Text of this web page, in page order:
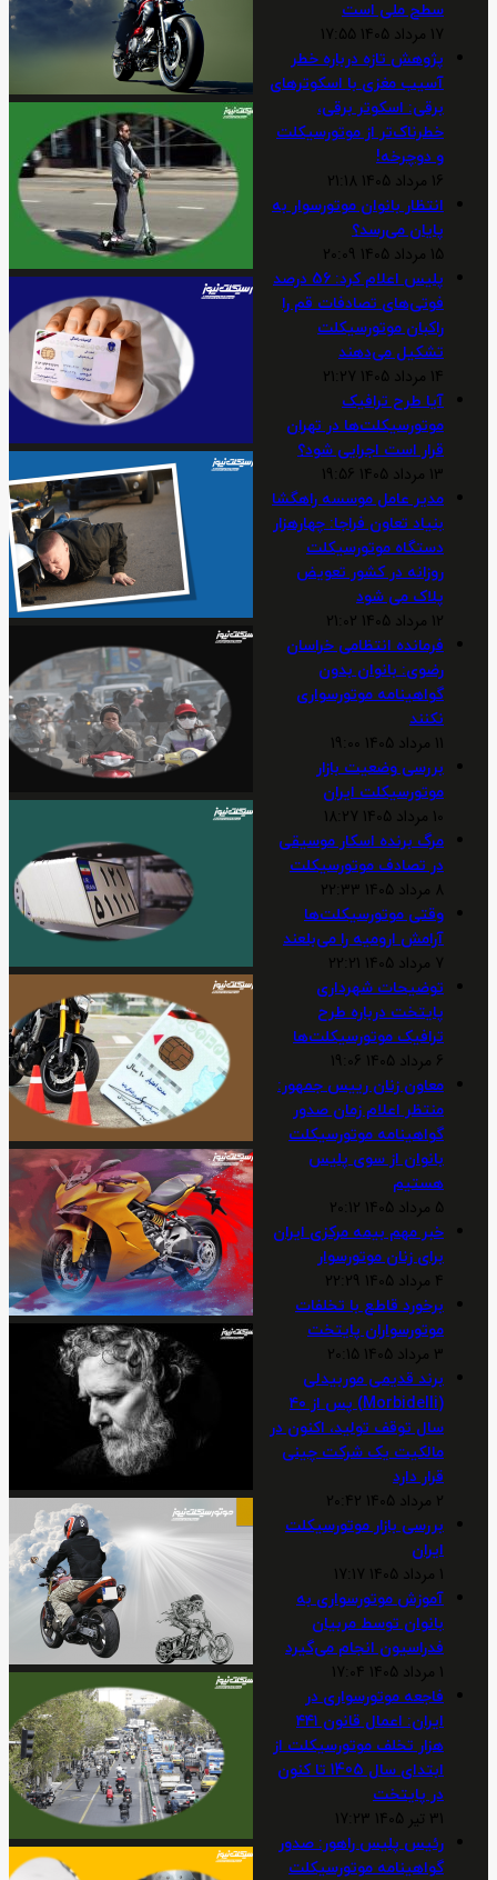
سطح ملی است
17 مرداد 1405 17:55
پژوهش تازه درباره خطر
آسیب مغزی با اسکوترهای
برقی: اسکوتر برقی،
خطرناک‌تر از موتورسیکلت
و دوچرخه!
16 مرداد 1405 21:18
انتظار بانوان موتورسوار به
پایان می‌رسد؟
15 مرداد 1405 20:09
پلیس اعلام کرد: 56 درصد
فوتی‌های تصادفات قم را
راکبان موتورسیکلت
تشکیل می‌دهند
14 مرداد 1405 21:27
آیا طرح ترافیک
موتورسیکلت‌ها در تهران
قرار است اجرایی شود؟
13 مرداد 1405 19:56
مدیر عامل موسسه راهگشا
بنیاد تعاون فراجا: چهارهزار
دستگاه موتورسیکلت
روزانه در کشور تعویض
پلاک می شود
12 مرداد 1405 21:02
فرمانده انتظامی خراسان
رضوی: بانوان بدون
گواهینامه موتورسواری
نکنند
11 مرداد 1405 19:00
بررسی وضعیت بازار
موتورسیکلت ایران
10 مرداد 1405 18:27
مرگ برنده اسکار موسیقی
در تصادف موتورسیکلت
8 مرداد 1405 22:33
وقتی موتورسیکلت‌ها
آرامش ارومیه را می‌بلعند
7 مرداد 1405 22:21
توضیحات شهرداری
پایتخت درباره طرح
ترافیک موتورسیکلت‌ها
6 مرداد 1405 19:06
معاون زنان رییس جمهور:
منتظر اعلام زمان صدور
گواهینامه موتورسیکلت
بانوان از سوی پلیس
هستیم
5 مرداد 1405 20:12
خبر مهم بیمه مرکزی ایران
برای زنان موتورسوار
4 مرداد 1405 22:29
برخورد قاطع با تخلفات
موتورسواران پایتخت
3 مرداد 1405 20:15
برند قدیمی موربیدلی
(Morbidelli) پس از ۴۰
سال توقف تولید، اکنون در
مالکیت یک شرکت چینی
قرار دارد
2 مرداد 1405 20:42
بررسی بازار موتورسیکلت
ایران
1 مرداد 1405 17:17
آموزش موتورسواری به
بانوان توسط مربیان
فدراسیون انجام می‌گیرد
1 مرداد 1405 17:04
فاجعه موتورسواری در
ایران: اعمال قانون ۴۴۱
هزار تخلف موتورسیکلت از
ابتدای سال 1405 تا کنون
در پایتخت
31 تیر 1405 17:23
رئیس پلیس راهور: صدور
گواهینامه موتورسیکلت